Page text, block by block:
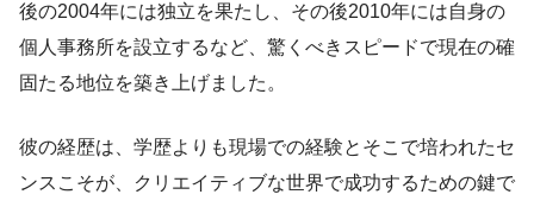
後の2004年には独立を果たし、その後2010年には自身の
個人事務所を設立するなど、驚くべきスピードで現在の確
固たる地位を築き上げました。
彼の経歴は、学歴よりも現場での経験とそこで培われたセ
ンスこそが、クリエイティブな世界で成功するための鍵で